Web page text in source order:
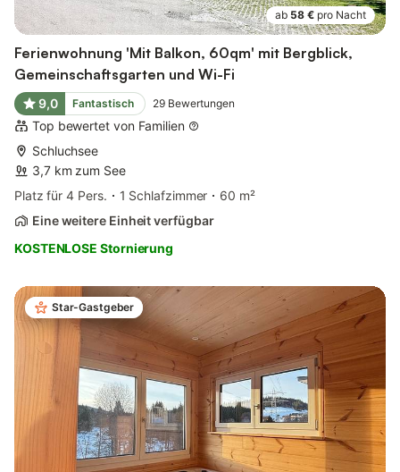
ab 58 € pro Nacht
Ferienwohnung 'Mit Balkon, 60qm' mit Bergblick,
Gemeinschaftsgarten und Wi-Fi
9,0 Fantastisch 29 Bewertungen
Top bewertet von Familien
Schluchsee
3,7 km zum See
Platz für 4 Pers.
1 Schlafzimmer
60 m²
Eine weitere Einheit verfügbar
KOSTENLOSE Stornierung
Star-Gastgeber